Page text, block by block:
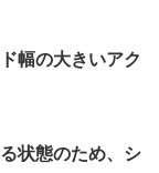
幅の大きいアク
状態のため、シ